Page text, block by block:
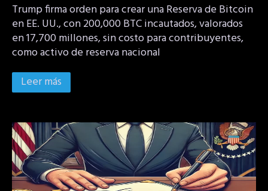
Trump firma orden para crear una Reserva de Bitcoin
en EE. UU., con 200,000 BTC incautados, valorados
en 17,700 millones, sin costo para contribuyentes,
como activo de reserva nacional
Leer más